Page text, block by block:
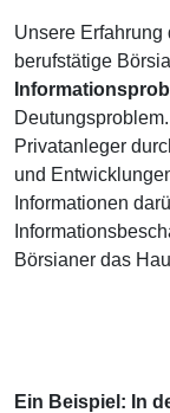
Unsere Erfahrung
berufstätige
Privatanleger
und
Informationen
Börsianer das
Ein Beispiel: In